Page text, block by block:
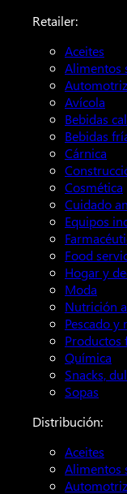
Retailer:
Aceites
Alimentos
Automotriz
Avícola
Bebidas
Bebidas
Cárnica
Cosmética
Cuidado
Equipos
Food
Hogar y
Moda
Nutrición
Pescado y
Productos
Química
Snacks,
Sopas
Distribución:
Aceites
Alimentos
Automotriz